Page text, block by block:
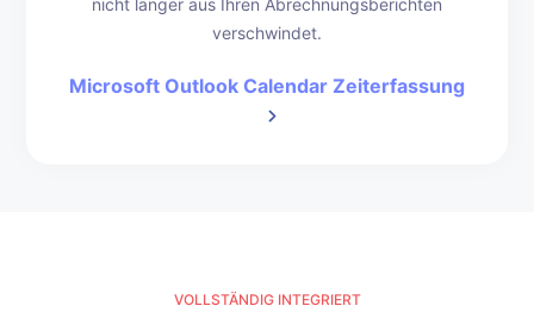
nicht länger aus Ihren Abrechnungsberichten
verschwindet.
Microsoft Outlook Calendar Zeiterfassung
VOLLSTÄNDIG INTEGRIERT